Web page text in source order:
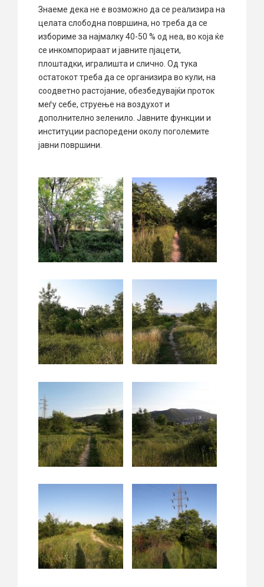
Знаеме дека не е возможно да се реализира на
целата слободна површина, но треба да се
избориме за најмалку 40-50 % од неа, во која ќе
се инкомпорираат и јавните пјацети,
плоштадки, игралишта и слично. Од тука
остатокот треба да се организира во кули, на
соодветно растојание, обезбедувајќи проток
меѓу себе, струење на воздухот и
дополнително зеленило. Јавните функции и
институции распоредени околу поголемите
јавни површини.